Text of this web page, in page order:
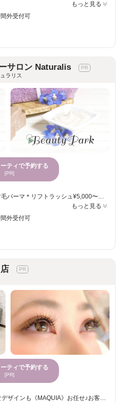
もっと見る
外受付可
サロン Naturalis
ラリス
ティで予約する
[PR]
もっと見る
外受付可
ティで予約する
[PR]